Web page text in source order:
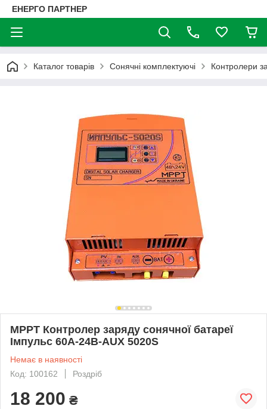
ЕНЕРГО ПАРТНЕР
Каталог товарів Сонячні комплектуючі Контролери
MPPT Контролер заряду сонячної батареї
Імпульс 60А-24В-AUX 5020S
Немає в наявності
Код: 100162
Роздріб
18 200 ₴